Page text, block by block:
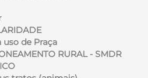
de Praça
RURAL - SMDR